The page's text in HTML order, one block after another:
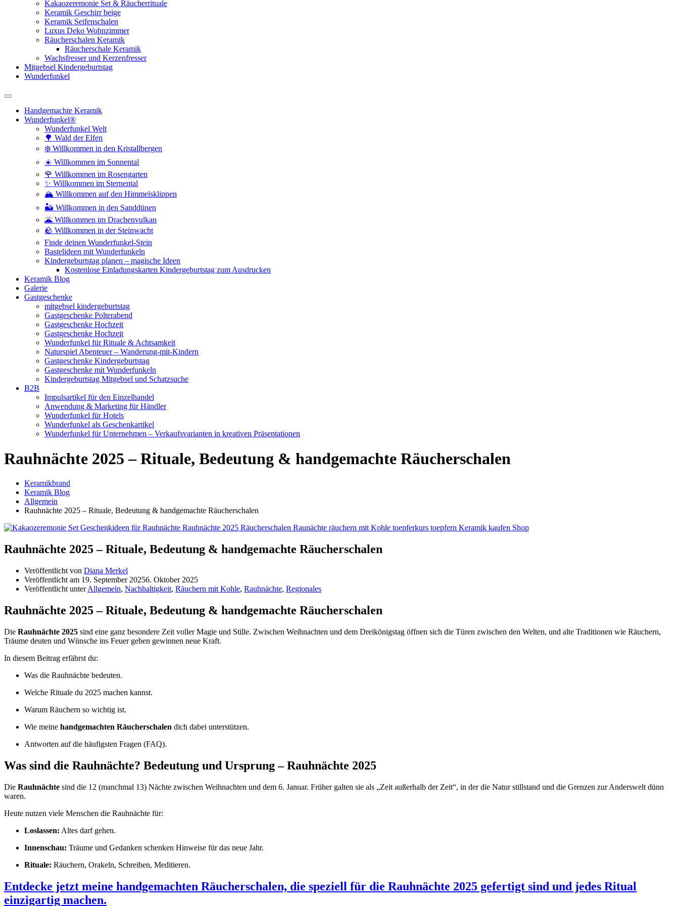
Kakaozeremonie Set & Räucherrituale
Keramik Geschirr beige
Keramik Seifenschalen
Luxus Deko Wohnzimmer
Räucherschalen Keramik
Räucherschale Keramik
Wachsfresser und Kerzenfresser
Mitgebsel Kindergeburtstag
Wunderfunkel
Handgemachte Keramik
Wunderfunkel®
Wunderfunkel Welt
🌳 Wald der Elfen
❄️ Willkommen in den Kristallbergen
☀️ Willkommen im Sonnental
🌹 Willkommen im Rosengarten
✨ Willkommen im Sternental
🏔️ Willkommen auf den Himmelsklippen
🏜️ Willkommen in den Sanddünen
🌋 Willkommen im Drachenvulkan
🪨 Willkommen in der Steinwacht
Finde deinen Wunderfunkel-Stein
Bastelideen mit Wunderfunkeln
Kindergeburtstag planen – magische Ideen
Kostenlose Einladungskarten Kindergeburtstag zum Ausdrucken
Keramik Blog
Galerie
Gastgeschenke
mitgebsel kindergeburtstag
Gastgeschenke Polterabend
Gastgeschenke Hochzeit
Gastgeschenke Hochzeit
Wunderfunkel für Rituale & Achtsamkeit
Naturspiel Abenteuer – Wanderung-mit-Kindern
Gastgeschenke Kindergeburtstag
Gastgeschenke mit Wunderfunkeln
Kindergeburtstag Mitgebsel und Schatzsuche
B2B
Impulsartikel für den Einzelhandel
Anwendung & Marketing für Händler
Wunderfunkel für Hotels
Wunderfunkel als Geschenkartikel
Wunderfunkel für Unternehmen – Verkaufsvarianten in kreativen Präsentationen
Rauhnächte 2025 – Rituale, Bedeutung & handgemachte Räucherschalen
Keramikbrand
Keramik Blog
Allgemein
Rauhnächte 2025 – Rituale, Bedeutung & handgemachte Räucherschalen
Rauhnächte 2025 – Rituale, Bedeutung & handgemachte Räucherschalen
Veröffentlicht von Diana Merkel
Veröffentlicht am 19. September 20256. Oktober 2025
Veröffentlicht unterAllgemein, Nachhaltigkeit, Räuchern mit Kohle, Rauhnächte, Regionales
Rauhnächte 2025 – Rituale, Bedeutung & handgemachte Räucherschalen
Die Rauhnächte 2025 sind eine ganz besondere Zeit voller Magie und Stille. Zwischen Weihnachten und dem Dreikönigstag öffnen sich die Türen zwischen den Welten, und alte Traditionen wie Räuchern,
Träume deuten und Wünsche ins Feuer geben gewinnen neue Kraft.
In diesem Beitrag erfährst du:
Was die Rauhnächte bedeuten.
Welche Rituale du 2025 machen kannst.
Warum Räuchern so wichtig ist.
Wie meine handgemachten Räucherschalen dich dabei unterstützen.
Antworten auf die häufigsten Fragen (FAQ).
Was sind die Rauhnächte? Bedeutung und Ursprung – Rauhnächte 2025
Die Rauhnächte sind die 12 (manchmal 13) Nächte zwischen Weihnachten und dem 6. Januar. Früher galten sie als „Zeit außerhalb der Zeit“, in der die Natur stillstand und die Grenzen zur Anderswelt dünn
waren.
Heute nutzen viele Menschen die Rauhnächte für:
Loslassen: Altes darf gehen.
Innenschau: Träume und Gedanken schenken Hinweise für das neue Jahr.
Rituale: Räuchern, Orakeln, Schreiben, Meditieren.
Entdecke jetzt meine handgemachten Räucherschalen, die speziell für die Rauhnächte 2025 gefertigt sind und jedes Ritual
einzigartig machen.